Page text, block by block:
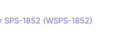
1852 (WSPS-1852)